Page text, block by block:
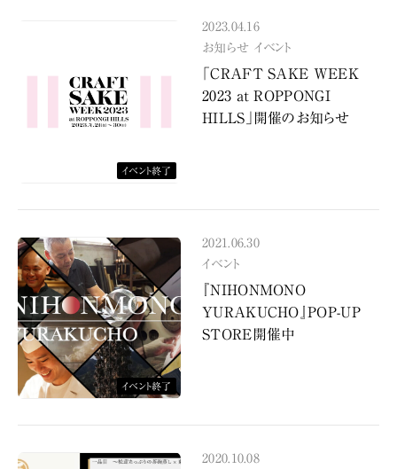
イベント終了
2023.04.16
お知らせ イベント
「CRAFT SAKE WEEK
2023 at ROPPONGI
HILLS」開催のお知らせ
イベント終了
2021.06.30
イベント
『NIHONMONO
YURAKUCHO』POP-UP
STORE開催中
2020.10.08